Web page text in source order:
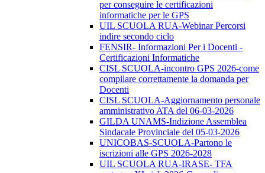
per conseguire le certificazioni
informatiche per le GPS
UIL SCUOLA RUA-Webinar Percorsi
indire secondo ciclo
FENSIR- Informazioni Per i Docenti -
Certificazioni Informatiche
CISL SCUOLA-incontro GPS 2026-come
compilare correttamente la domanda per
Docenti
CISL SCUOLA-Aggiornamento personale
amministrativo ATA del 06-03-2026
GILDA UNAMS-Indizione Assemblea
Sindacale Provinciale del 05-03-2026
UNICOBAS-SCUOLA-Partono le
iscrizioni alle GPS 2026-2028
UIL SCUOLA RUA-IRASE- TFA